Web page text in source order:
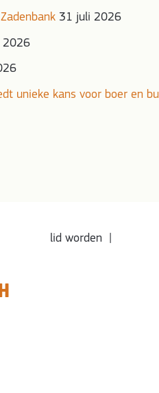
31 juli 2026
2026
unieke kans voor boer en
lid worden|